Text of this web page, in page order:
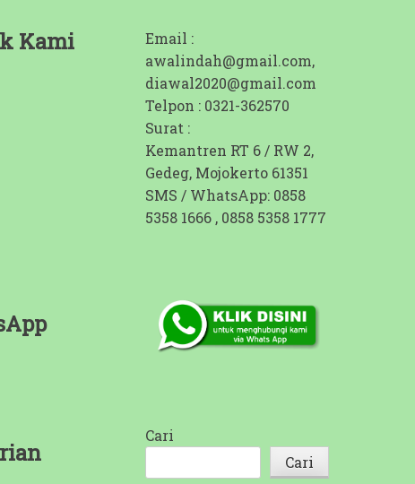
Kami
Email :
awalindah@gmail.com,
diawal2020@gmail.com
Telpon : 0321-362570
Surat :
Kemantren RT 6 / RW 2,
Gedeg, Mojokerto 61351
SMS / WhatsApp: 0858
5358 1666 , 0858 5358 1777
Cari
Cari